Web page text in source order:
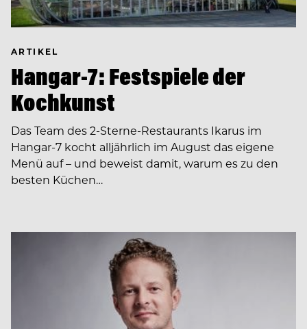
ARTIKEL
Hangar-7: Festspiele der
Kochkunst
Das Team des 2-Sterne-Restaurants Ikarus im
Hangar-7 kocht alljährlich im August das eigene
Menü auf – und beweist damit, warum es zu den
besten Küchen…